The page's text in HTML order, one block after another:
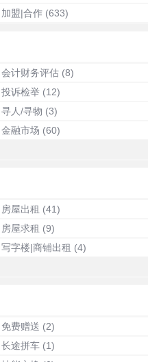
加盟|合作 (633)
会计财务评估 (8)
投诉检举 (12)
寻人/寻物 (3)
金融市场 (60)
房屋出租 (41)
房屋求租 (9)
写字楼|商铺出租 (4)
免费赠送 (2)
长途拼车 (1)